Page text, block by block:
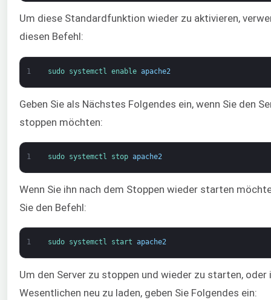
Um diese Standardfunktion wieder zu aktivieren,
diesen Befehl:
1 sudo systemctl enable apache2
Geben Sie als Nächstes Folgendes ein, wenn Sie den
stoppen möchten:
1 sudo systemctl stop apache2
Wenn Sie ihn nach dem Stoppen wieder starten
Sie den Befehl:
1 sudo systemctl start apache2
Um den Server zu stoppen und wieder zu starten, oder
Wesentlichen neu zu laden, geben Sie Folgendes ein: